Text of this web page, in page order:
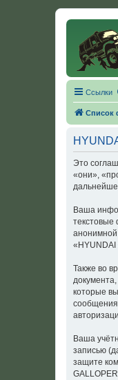
Ссылки
Список
Это
«они»,
Ваша
анонимной
Также во
которые
Ваша
записью
защите